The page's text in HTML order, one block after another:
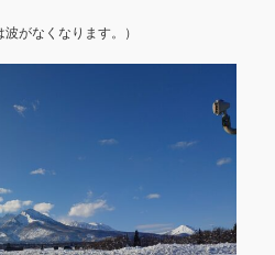
がなくなります。）